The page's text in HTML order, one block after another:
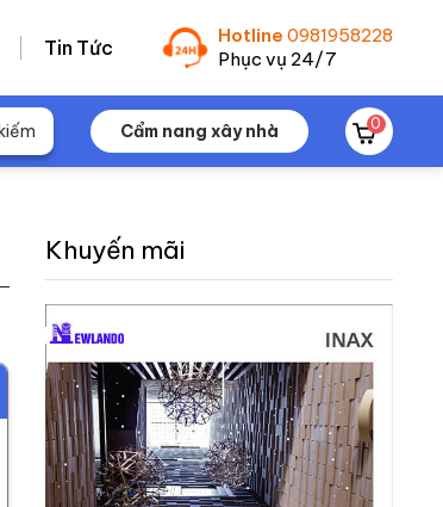
Tin Tức
Hotline 0981958228
Phục vụ 24/7
Cẩm nang xây nhà 0
Khuyến mãi